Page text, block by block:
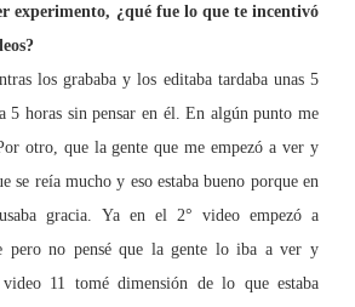
experimento, ¿qué fue lo que te incentivó
los grababa y los editaba tardaba unas 5
5 horas sin pensar en él. En algún punto me
otro, que la gente que me empezó a ver y
se reía mucho y eso estaba bueno porque en
gracia. Ya en el 2° video empezó a
perono pensé que la gente lo iba a ver y
11 tomé dimensión de lo que estaba